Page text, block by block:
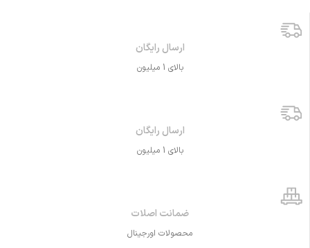
ارسال رایگان
بالای 1 میلیون
ارسال رایگان
بالای 1 میلیون
ضمانت اصلات
محصولات اورجینال